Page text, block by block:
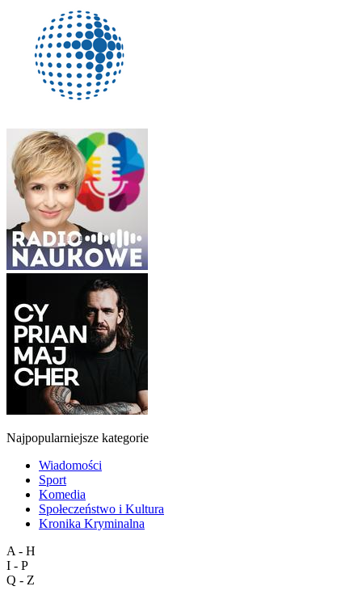
Najpopularniejsze kategorie
Wiadomości
Sport
Komedia
Społeczeństwo i Kultura
Kronika Kryminalna
A - H
I - P
Q - Z